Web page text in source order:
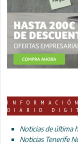
DIARIO
Noticias de última
Noticias Tenerife